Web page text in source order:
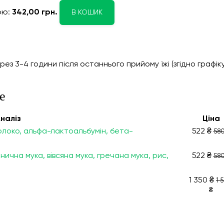
342,00 грн. В КОШИК
4 години після останнього прийому їжі (згідно
Ціна
альфа-лактоальбумін, бета-
522 ₴
мука, вівсяна мука, гречана мука, рис,
522 ₴
1 350 ₴ 1
₴